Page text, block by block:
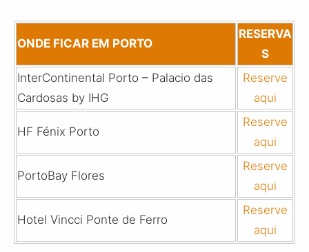
ONDE FICAR EM PORTO
RESERVA
S
InterContinental Porto – Palacio das
Cardosas by IHG
Reserve
aqui
HF Fénix Porto
Reserve
aqui
PortoBay Flores
Reserve
aqui
Hotel Vincci Ponte de Ferro
Reserve
aqui